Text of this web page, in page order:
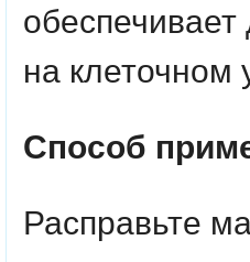
на клеточном
Способ
Расправьте